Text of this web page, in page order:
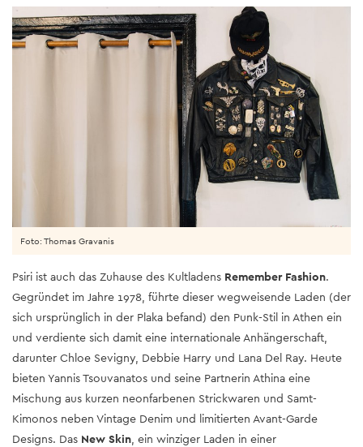
Foto: Thomas Gravanis
Psiri ist auch das Zuhause des Kultladens Remember Fashion.
Gegründet im Jahre 1978, führte dieser wegweisende Laden (der
sich ursprünglich in der Plaka befand) den Punk-Stil in Athen ein
und verdiente sich damit eine internationale Anhängerschaft,
darunter Chloe Sevigny, Debbie Harry und Lana Del Ray. Heute
bieten Yannis Tsouvanatos und seine Partnerin Athina eine
Mischung aus kurzen neonfarbenen Strickwaren und Samt-
Kimonos neben Vintage Denim und limitierten Avant-Garde
Designs. Das New Skin, ein winziger Laden in einer